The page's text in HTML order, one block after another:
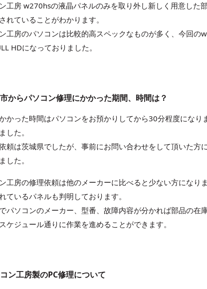
工房 w270hsの液晶パネルのみを取り外し新しく用意した
れていることがわかります。
工房のパソコンは比較的高スペックなものが多く、今回
HDになっておりました。
からパソコン修理にかかった期間、時間は？
かった時間はパソコンをお預かりしてから30分程度になり
した。
頼は茨城県でしたが、事前にお問い合わせをして頂いた方
した。
工房の修理依頼は他のメーカーに比べると少ない方になり
ているパネルも判明しております。
パソコンのメーカー、型番、故障内容が分かれば部品の在
ケジュール通りに作業を進めることができます。
ン工房製のPC修理について